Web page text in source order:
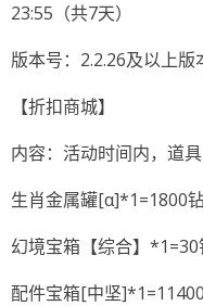
23:55（共7天）
版本号：2.2.26及以上版
【折扣商城】
内容：活动时间内，道
生肖金属罐[α]*1=1800
幻境宝箱【综合】
配件宝箱[中坚